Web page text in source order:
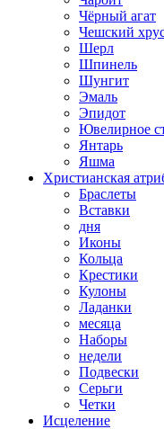
Чёрный агат
Чешский
Шерл
Шпинель
Шунгит
Эмаль
Эпидот
Ювелирное
Янтарь
Яшма
Христианская
Браслеты
Вставки
дня
Иконы
Кольца
Крестики
Кулоны
Ладанки
месяца
Наборы
недели
Подвески
Серьги
Четки
Исцеление